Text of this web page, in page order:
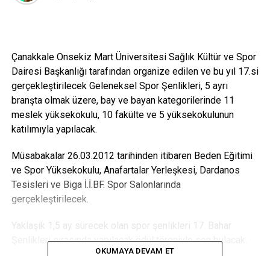
Çanakkale Onsekiz Mart Üniversitesi Sağlık Kültür ve Spor
Dairesi Başkanlığı tarafından organize edilen ve bu yıl 17.si
gerçekleştirilecek Geleneksel Spor Şenlikleri, 5 ayrı
branşta olmak üzere, bay ve bayan kategorilerinde 11
meslek yüksekokulu, 10 fakülte ve 5 yüksekokulunun
katılımıyla yapılacak.
Müsabakalar 26.03.2012 tarihinden itibaren Beden Eğitimi
ve Spor Yüksekokulu, Anafartalar Yerleşkesi, Dardanos
Tesisleri ve Biga İ.İ.BF. Spor Salonlarında
gerçekleştirilecek.
Yaklaşık 1,5 ay sürecek olan spor şenlikleri 17. Bahar
Şenlikleri sırasında yapılacak ödül töreniyle son bulacak.
OKUMAYA DEVAM ET